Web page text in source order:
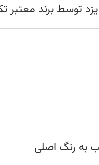
توسط برند
به رنگ اصلی